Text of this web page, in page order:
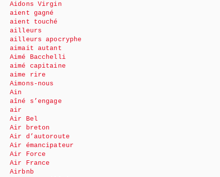
Aidons Virgin
aient gagné
aient touché
ailleurs
ailleurs apocryphe
aimait autant
Aimé Bacchelli
aimé capitaine
aime rire
Aimons-nous
Ain
aîné s’engage
air
Air Bel
Air breton
Air d’autoroute
Air émancipateur
Air Force
Air France
Airbnb